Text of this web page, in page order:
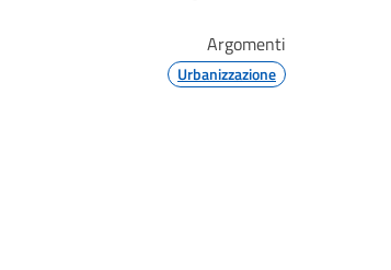
Argomenti
Urbanizzazione